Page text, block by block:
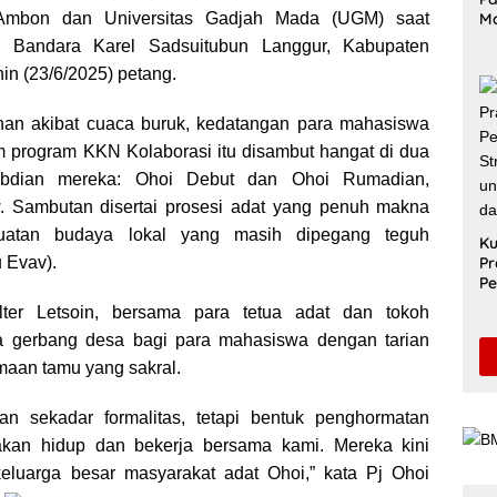
n
dan Universitas Gadjah Mada (UGM) saat
Karel Sadsuitubun Langgur, Kabupaten
(23/6/2025) petang.
akibat cuaca buruk, kedatangan para mahasiswa
program KKN Kolaborasi itu disambut hangat di dua
mereka: Ohoi Debut dan Ohoi Rumadian,
Sambutan disertai prosesi adat yang penuh makna
budaya lokal yang masih dipegang teguh
Evav).
Letsoin, bersama para tetua adat dan tokoh
gerbang desa bagi para mahasiswa dengan tarian
tamu yang sakral.
sekadar formalitas, tetapi bentuk penghormatan
hidup dan bekerja bersama kami. Mereka kini
besar masyarakat adat Ohoi,” kata Pj Ohoi